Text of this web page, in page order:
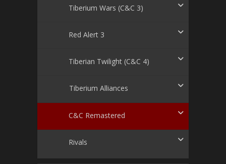
Tiberium Wars (C&C 3)
Red Alert 3
Tiberian Twilight (C&C 4)
Tiberium Alliances
C&C Remastered
Rivals